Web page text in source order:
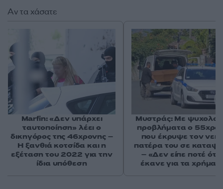
Αν τα χάσατε
Marfin: «Δεν υπάρχει
ταυτοποίηση» λέει ο
δικηγόρος της 46χρονης –
Η ξανθιά κοτσίδα και η
εξέταση του 2022 για την
ίδια υπόθεση
Μυστράς: Με
προβλήματα ο
που έκρυψε τον
πατέρα του σε
– «Δεν είπε ποτέ ότι
έκανε για τα